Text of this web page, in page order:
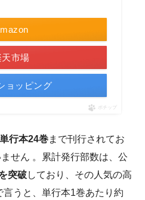
天市場
ョッピング
ポチップ
単行本24巻まで刊行されてお
せん 。累計発行部数は、公
突破しており、その人気の高
うと、単行本1巻あたり約